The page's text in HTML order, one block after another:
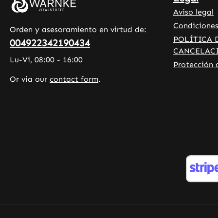
estándares HACCP de calidad e
higiene • Sin aditivos ni colorantes
Descubra los beneficios:El selenio
contribuye a la espermatogénesis
normal . El selenio contribuye al
El selenio contribuye al
normal de la glándula tiroides. El
selenio contribuye a la protección
Orden y asesoramiento en virtud de:
004922342190434
Lu-Vi, 08:00 - 16:00
Or via our contact form.
Aviso legal
POLÍTICA
Protección